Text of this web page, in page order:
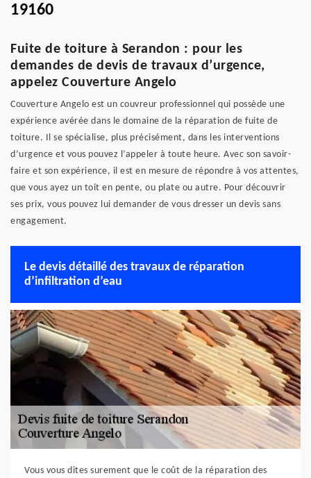
19160
Fuite de toiture à Serandon : pour les
demandes de devis de travaux d’urgence,
appelez Couverture Angelo
Couverture Angelo est un couvreur professionnel qui possède une
expérience avérée dans le domaine de la réparation de fuite de
toiture. Il se spécialise, plus précisément, dans les interventions
d’urgence et vous pouvez l’appeler à toute heure. Avec son savoir-
faire et son expérience, il est en mesure de répondre à vos attentes,
que vous ayez un toit en pente, ou plate ou autre. Pour découvrir
ses prix, vous pouvez lui demander de vous dresser un devis sans
engagement.
Le devis détaillé des travaux de réparation
d’infiltration d’eau
Vous vous dites surement que le coût de la réparation des